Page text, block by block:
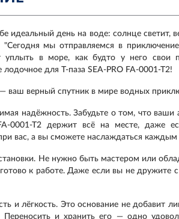
идеальный день на воде: солнце
"Сегодня мы отправляемся в
уплыть в море, как будто у него свои
лодочное для Т-паза SEA-PRO FA-0001-T2!
ваш верный спутник в мире водных
надёжность. Забудьте о том, что ваши
0001-T2 держит всё на месте, даже
вас, а вы сможете наслаждаться
Не нужно быть мастером или
к работе. Даже если вы не дружите
и лёгкость. Это основание не добавит
Переносить и хранить его — одно